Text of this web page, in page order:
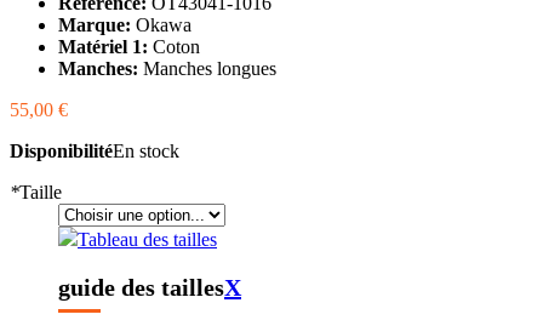
Marque: Okawa
Matériel 1: Coton
Manches: Manches longues
55,00 €
DisponibilitéEn stock
*Taille
Tableau des tailles
guide des taillesX